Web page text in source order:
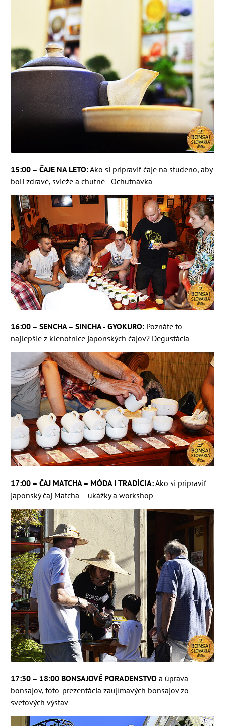
15:00 – ČAJE NA LETO:Ako si pripraviť čaje na studeno, aby
boli zdravé, svieže a chutné - Ochutnávka
16:00 – SENCHA – SINCHA - GYOKURO: Poznáte to
najlepšie z klenotnice japonských čajov? Degustácia
17:00 – ČAJ MATCHA – MÓDA I TRADÍCIA:Ako si pripraviť
japonský čaj Matcha – ukážky a workshop
17:30 – 18:00 BONSAJOVÉ PORADENSTVO a úprava
bonsajov, foto-prezentácia zaujímavých bonsajov zo
svetových výstav